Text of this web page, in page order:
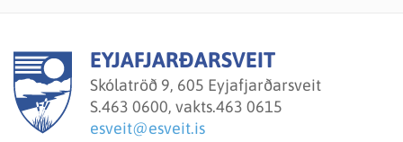
EYJAFJARÐARSVEIT
Skólatröð 9, 605 Eyjafjarðarsveit
S.463 0600, vakts.463 0615
esveit@esveit.is